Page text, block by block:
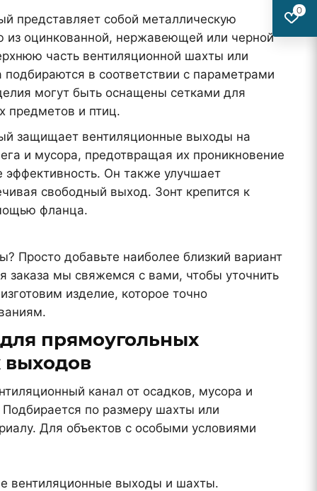
представляет собой металлическую
из оцинкованной, нержавеющей или черной
часть вентиляционной шахты или
в соответствии с параметрами
могут быть оснащены сетками для
предметов и птиц.
защищает вентиляционные выходы на
и мусора, предотвращая их проникновение
Он также улучшает
свободный выход. Зонт крепится к
фланца.
Просто добавьте наиболее близкий вариант
заказа мы свяжемся с вами, чтобы уточнить
изделие, которое точно
прямоугольных
канал от осадков, мусора и
по размеру шахты или
Для объектов с особыми условиями
вентиляционные выходы и шахты.
0